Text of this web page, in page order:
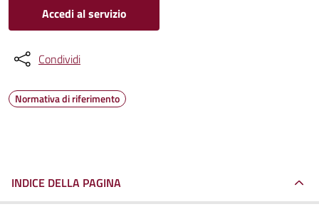
Accedi al servizio
Condividi
Normativa di riferimento
INDICE DELLA PAGINA